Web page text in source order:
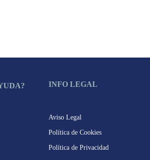
INFO LEGAL
Aviso Legal
Política de Cookies
Política de Privacidad